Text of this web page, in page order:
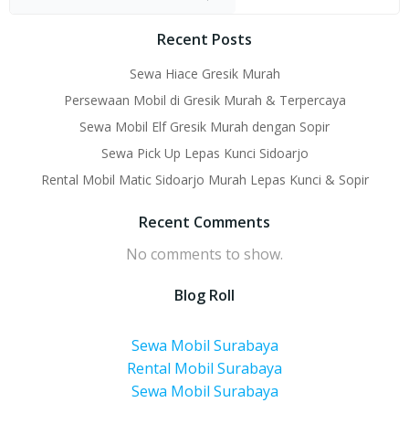
Recent Posts
Sewa Hiace Gresik Murah
Persewaan Mobil di Gresik Murah & Terpercaya
Sewa Mobil Elf Gresik Murah dengan Sopir
Sewa Pick Up Lepas Kunci Sidoarjo
Rental Mobil Matic Sidoarjo Murah Lepas Kunci & Sopir
Recent Comments
No comments to show.
Blog Roll
Sewa Mobil Surabaya
Rental Mobil Surabaya
Sewa Mobil Surabaya